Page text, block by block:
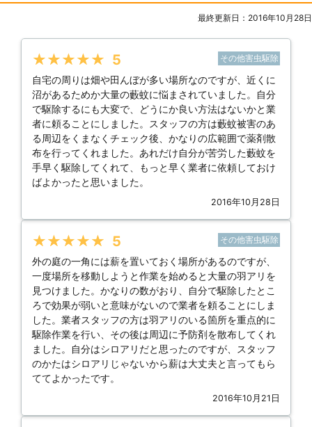
最終更新日：2016年10月28日
★★★★★ 5 その他害虫駆除
自宅の周りは畑や田んぼが多い場所なのですが、近くに
沼があるためか大量の藪蚊に悩まされていました。自分
で駆除するにも大変で、どうにか良い方法はないかと業
者に頼ることにしました。スタッフの方は藪蚊被害のあ
る周辺をくまなくチェック後、かなりの広範囲で薬剤散
布を行ってくれました。あれだけ自分が苦労した藪蚊を
手早く駆除してくれて、もっと早く業者に依頼しておけ
ばよかったと思いました。
2016年10月28日
★★★★★ 5 その他害虫駆除
外の庭の一角には薪を置いておく場所があるのですが、
一度場所を移動しようと作業を始めると大量の羽アリを
見つけました。かなりの数がおり、自分で駆除したとこ
ろで効果が弱いと意味がないので業者を頼ることにしま
した。業者スタッフの方は羽アリのいる箇所を重点的に
駆除作業を行い、その後は周辺に予防剤を散布してくれ
ました。自分はシロアリだと思ったのですが、スタッフ
のかたはシロアリじゃないから薪は大丈夫と言ってもら
ててよかったです。
2016年10月21日